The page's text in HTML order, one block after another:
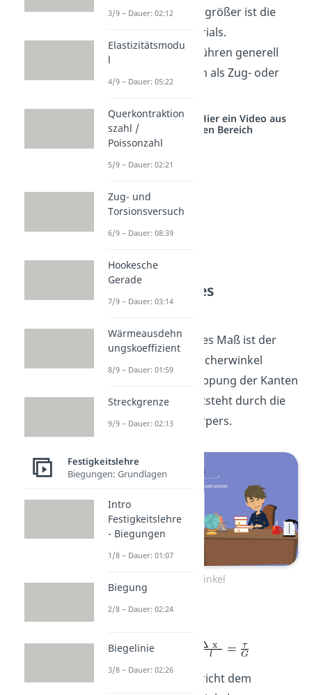
größer das G, desto größer ist die
Steifigkeit des Materials.
Scherspannungen führen generell
schneller zu Brüchen als Zug- oder
Studyflix vernetzt: Hier ein Video aus
einem anderen Bereich
Berechnung des
Scherwinkels
Ein weiteres wichtiges Maß ist der
. Der Scherwinkel
beschreibt die Verkippung der Kanten
zueinander. Dies entsteht durch die
Verformung des Körpers.
Scherwinkel
Es gilt:
Die Scherung entspricht dem
3/9 – Dauer: 02:12
Elastizitätsmodu
l
4/9 – Dauer: 05:22
Querkontraktion
szahl /
Poissonzahl
5/9 – Dauer: 02:21
Zug- und
Torsionsversuch
6/9 – Dauer: 08:39
Hookesche
Gerade
7/9 – Dauer: 03:14
Wärmeausdehn
ungskoeffizient
8/9 – Dauer: 01:59
Streckgrenze
9/9 – Dauer: 02:13
Festigkeitslehre
Biegungen: Grundlagen
Intro
Festigkeitslehre
- Biegungen
1/8 – Dauer: 01:07
Biegung
2/8 – Dauer: 02:24
Biegelinie
3/8 – Dauer: 02:26